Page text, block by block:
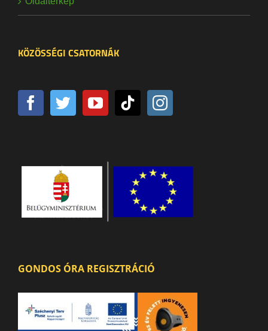
KÖZÖSSÉGI CSATORNÁK
GONDOS ÓRA REGISZTRÁCIÓ